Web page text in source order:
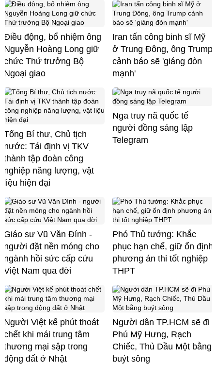
Điều động, bổ nhiệm ông
Nguyễn Hoàng Long giữ
chức Thứ trưởng Bộ
Ngoại giao
Iran tấn công binh sĩ Mỹ
ở Trung Đông, ông Trump
cảnh báo sẽ 'giáng đòn
mạnh'
Tổng Bí thư, Chủ tịch
nước: Tái định vị TKV
thành tập đoàn công
nghiệp năng lượng, vật
liệu hiện đại
Nga truy nã quốc tế
người đồng sáng lập
Telegram
Giáo sư Vũ Văn Đính -
người đặt nền móng cho
ngành hồi sức cấp cứu
Việt Nam qua đời
Phó Thủ tướng: Khắc
phục hạn chế, giữ ổn định
phương án thi tốt nghiệp
THPT
Người Việt kể phút thoát
chết khi mái trung tâm
thương mại sập trong
động đất ở Nhật
Người dân TP.HCM sẽ đi
Phú Mỹ Hưng, Rạch
Chiếc, Thủ Dầu Một bằng
buýt sông